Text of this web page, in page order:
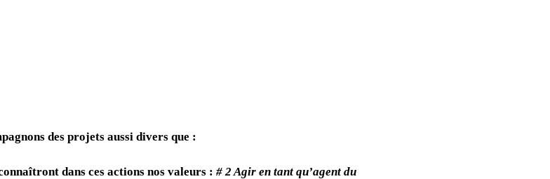
des projets aussi divers que :
dans ces actions nos valeurs : # 2 Agir en tant qu’agent du